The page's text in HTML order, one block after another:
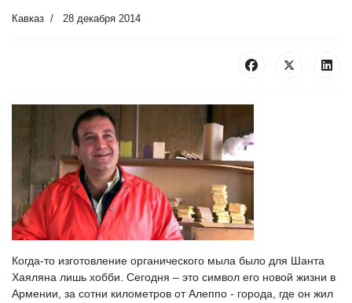
Кавказ 28 декабря 2014
Когда-то изготовление органического мыла было для Шанта
Хаяляна лишь хобби. Сегодня – это символ его новой жизни в
Армении, за сотни километров от Алеппо - города, где он жил